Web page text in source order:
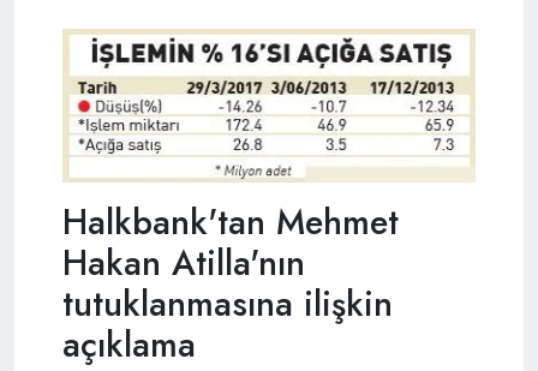
Halkbank'tan Mehmet
Hakan Atilla'nın
tutuklanmasına ilişkin
açıklama